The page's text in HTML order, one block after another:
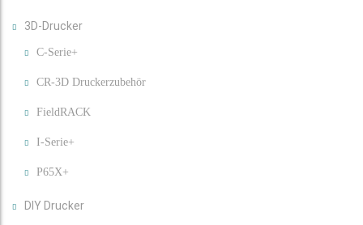
3D-Drucker
C-Serie+
CR-3D Druckerzubehör
FieldRACK
I-Serie+
P65X+
DIY Drucker